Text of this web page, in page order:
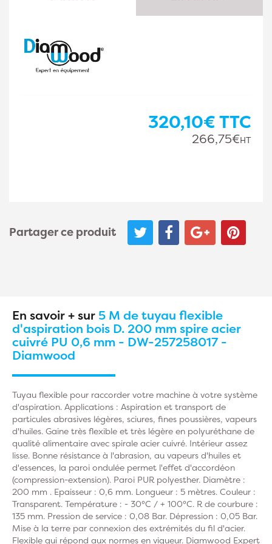
320,10€TTC
266,75€HT
Partager ce produit
En savoir + sur 5 M de tuyau flexible
d'aspiration bois D. 200 mm spire acier
cuivré PU 0,6 mm - DW-257258017 -
Diamwood
Tuyau flexible pour raccorder votre machine à votre système
d'aspiration. Applications : Aspiration et transport de
particules abrasives légères, sciures, fines poussières, vapeurs
d'huiles. Gaine très flexible et très légère en polyuréthane de
qualité alimentaire avec spirale acier cuivré. Intérieur assez
lisse. Bonne résistance à l'abrasion, au vapeurs d'huiles et
d'essences, la paroi ondulée permet l'effet d'accordéon
(compression-extension). Paroi PUR polyesther. Diamètre :
200 mm . Epaisseur : 0,6 mm. Longueur : 5 mètres. Couleur :
Transparent. Température : - 30°C / + 100°C. R de courbure :
135 mm. Pression de service : 0,08 Bar. Dépression : 0,05 Bar.
Mise à la terre par connexion des extrémités du fil d'acier.
Flexible qui répond aux normes en vigueur. Diamwood Expert